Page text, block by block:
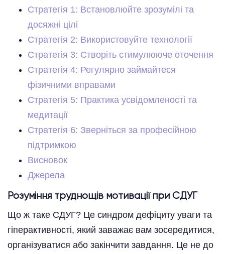
Стратегія 1: Встановлюйте зрозумілі та
досяжні цілі
Стратегія 2: Використовуйте технології
Стратегія 3: Створіть стимулююче оточення
Стратегія 4: Регулярно займайтеся
фізичними вправами
Стратегія 5: Практика усвідомленості та
медитації
Стратегія 6: Зверніться за професійною
підтримкою
Висновок
Джерела
Розуміння труднощів мотивації при СДУГ
Що ж таке СДУГ? Це синдром дефіциту уваги та
гіперактивності, який заважає вам зосередитися,
організуватися або закінчити завдання. Це не до